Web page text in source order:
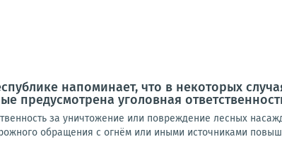
напоминает, что в некоторых
предусмотрена уголовная
за уничтожение или повреждение лесных
обращения с огнём или иными источниками